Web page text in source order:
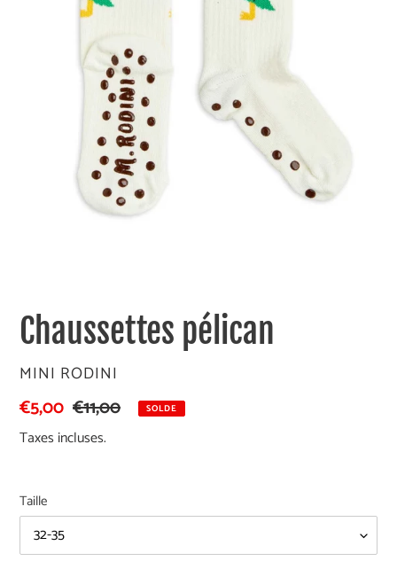
Chaussettes pélican
DISTRIBUTEUR
MINI RODINI
Prix
réduit
€5,00 Prix
normal
€11,00 SOLDE
Taxes incluses.
Taille